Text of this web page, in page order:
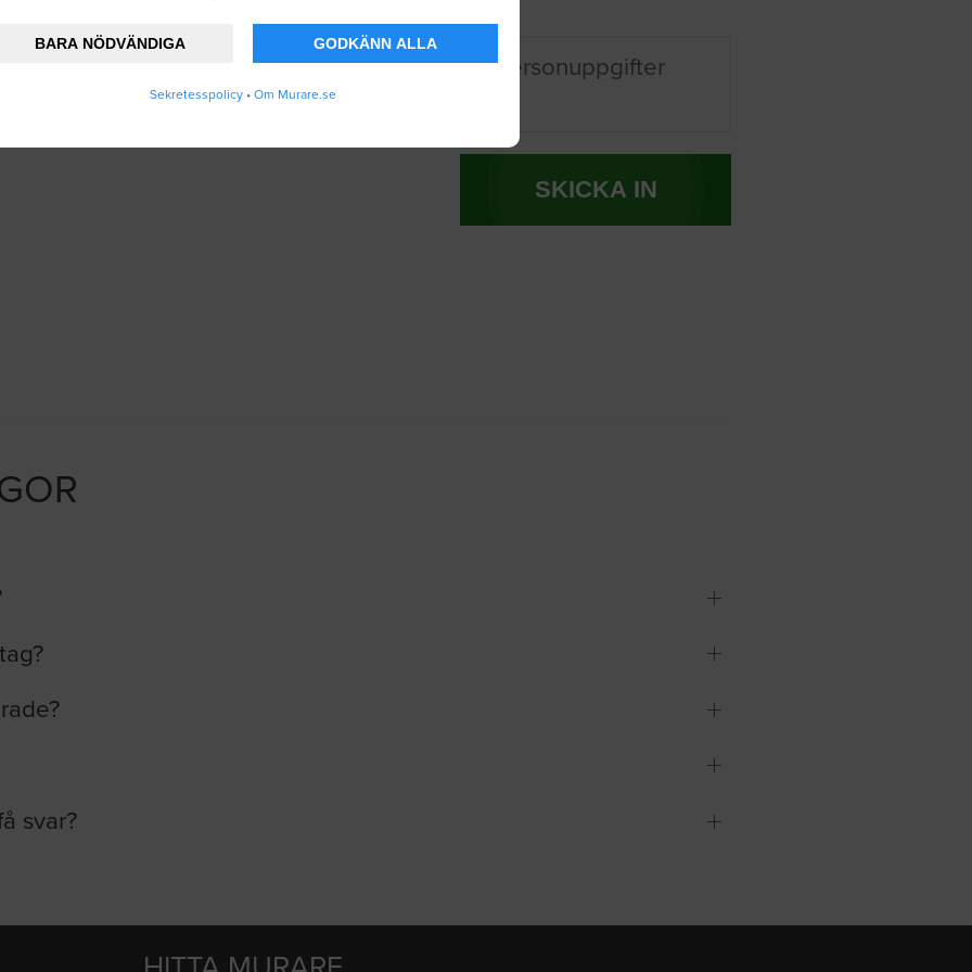
BARA NÖDVÄNDIGA GODKÄNN ALLA
Sekretesspolicy • Om Murare.se
att Murare.se lagrar och använder mina personuppgifter
.
SKICKA IN
svar?